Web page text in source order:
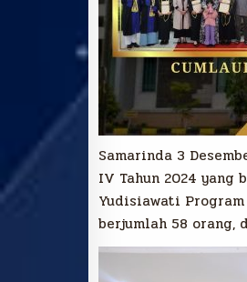
Samarinda 3
IV Tahun 2024
Yudisiawati
berjumlah 58 orang,